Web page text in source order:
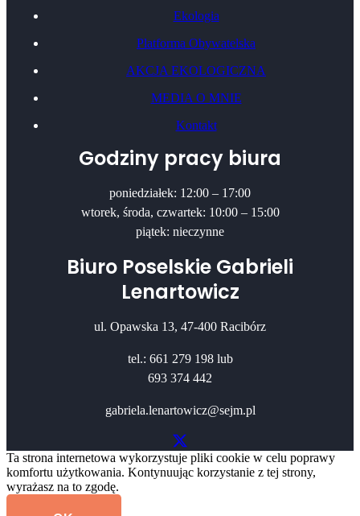
Ekologia
Platforma Obywatelska
AKCJA EKOLOGICZNA
MEDIA O MNIE
Kontakt
Godziny pracy biura
poniedziałek: 12:00 – 17:00
wtorek, środa, czwartek: 10:00 – 15:00
piątek: nieczynne
Biuro Poselskie Gabrieli
Lenartowicz
ul. Opawska 13, 47-400 Racibórz
tel.: 661 279 198 lub
693 374 442
gabriela.lenartowicz@sejm.pl
Ta strona internetowa wykorzystuje pliki cookie w celu poprawy
komfortu użytkowania. Kontynuując korzystanie z tej strony,
wyrażasz na to zgodę.